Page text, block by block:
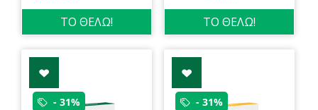
ΤΟ ΘΕΛΩ! ΤΟ ΘΕΛΩ!
- 31% - 31%